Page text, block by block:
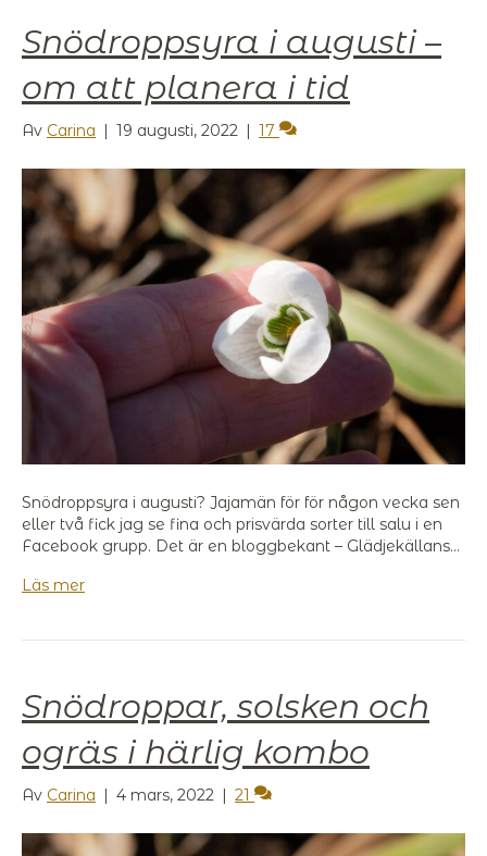
Snödroppsyra i augusti –
om att planera i tid
Av Carina | 19 augusti, 2022 | 17
Snödroppsyra i augusti? Jajamän för för någon vecka sen
eller två fick jag se fina och prisvärda sorter till salu i en
Facebook grupp. Det är en bloggbekant – Glädjekällans…
Läs mer
Snödroppar, solsken och
ogräs i härlig kombo
Av Carina 4 mars, 2022 21